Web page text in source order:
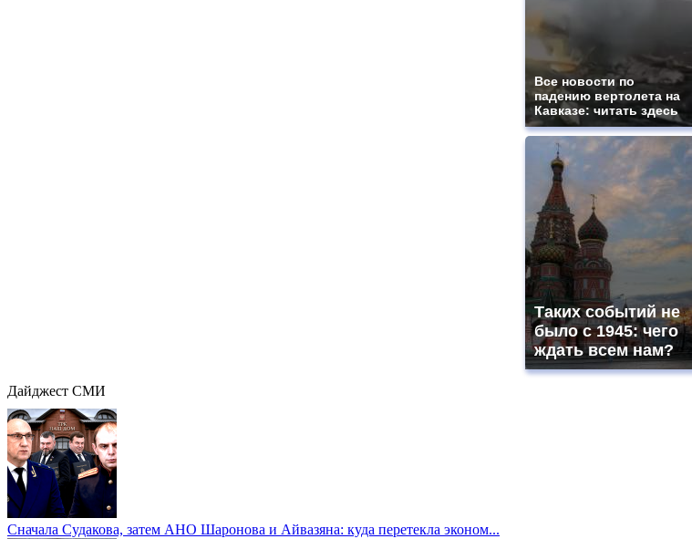
Все новости по
падению вертолета на
Кавказе: читать здесь
Таких событий не
было с 1945: чего
ждать всем нам?
Дайджест СМИ
Сначала Судакова, затем АНО Шаронова и Айвазяна: куда перетекла эконом...